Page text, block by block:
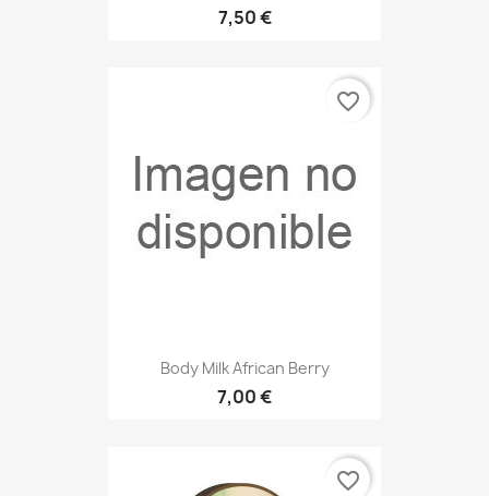
7,50 €
Body Milk African Berry
7,00 €
favorite_border
favorite_border